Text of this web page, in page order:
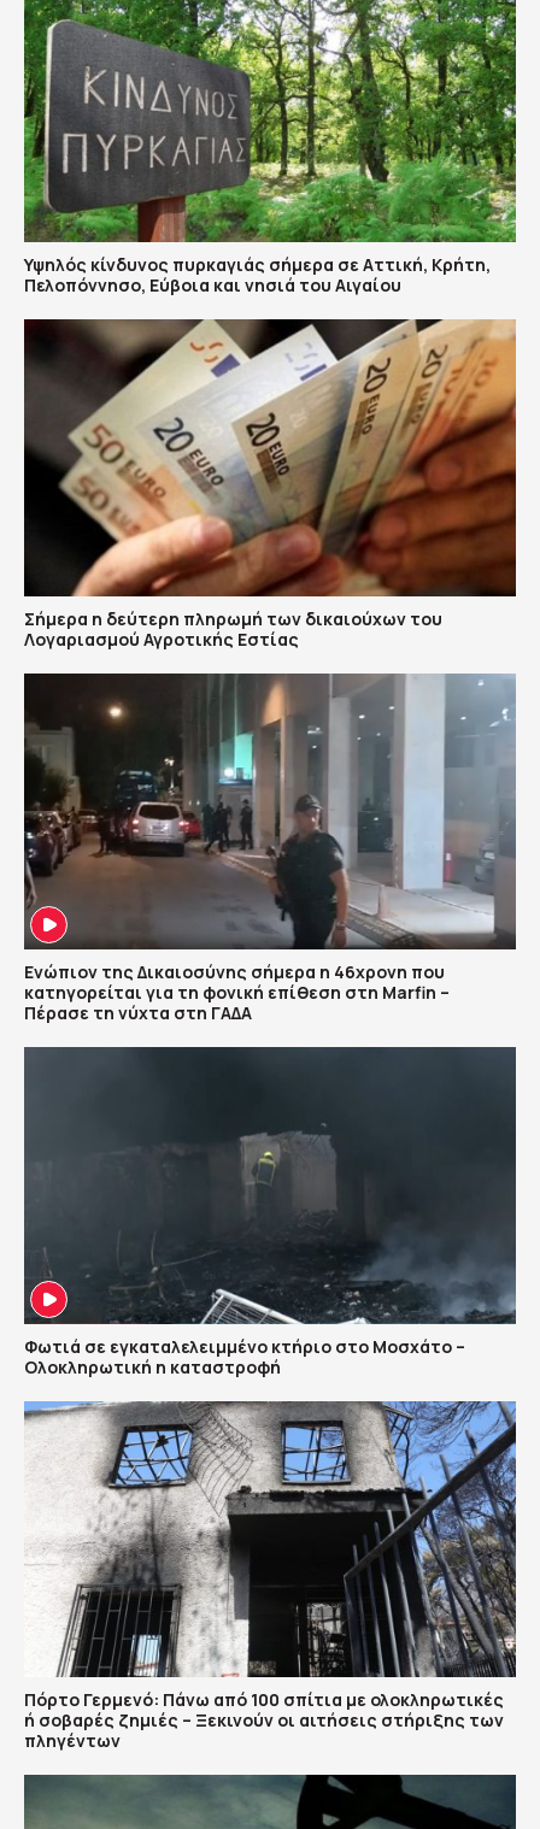
Υψηλός κίνδυνος πυρκαγιάς σήμερα σε Αττική, Κρήτη,
Πελοπόννησο, Εύβοια και νησιά του Αιγαίου
Σήμερα η δεύτερη πληρωμή των δικαιούχων του
Λογαριασμού Αγροτικής Εστίας
Ενώπιον της Δικαιοσύνης σήμερα η 46χρονη που
κατηγορείται για τη φονική επίθεση στη Marfin –
Πέρασε τη νύχτα στη ΓΑΔΑ
Φωτιά σε εγκαταλελειμμένο κτήριο στο Μοσχάτο –
Ολοκληρωτική η καταστροφή
Πόρτο Γερμενό: Πάνω από 100 σπίτια με ολοκληρωτικές
ή σοβαρές ζημιές – Ξεκινούν οι αιτήσεις στήριξης των
πληγέντων